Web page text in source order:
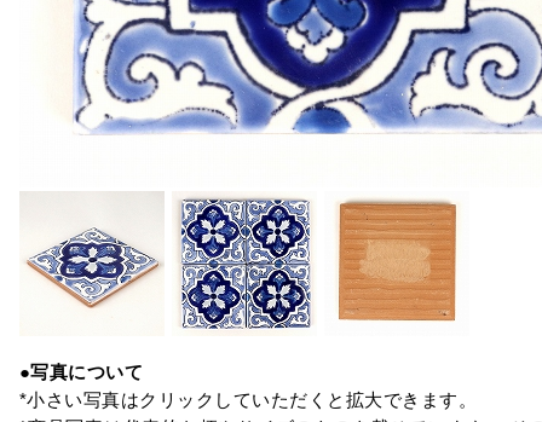
●写真について
*小さい写真はクリックしていただくと拡大できます。